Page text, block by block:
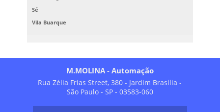
Sé
Vila Buarque
M.MOLINA - Automação
Rua Zélia Frias Street, 380 - Jardim Brasília -
São Paulo - SP - 03583-060